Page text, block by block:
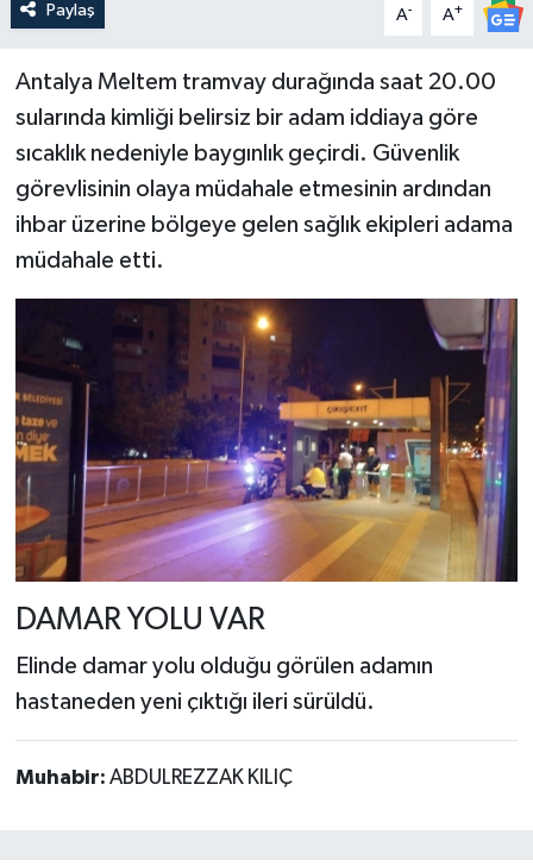
Paylaş A- A+
Antalya Meltem tramvay durağında saat 20.00
sularında kimliği belirsiz bir adam iddiaya göre
sıcaklık nedeniyle baygınlık geçirdi. Güvenlik
görevlisinin olaya müdahale etmesinin ardından
ihbar üzerine bölgeye gelen sağlık ekipleri adama
müdahale etti.
DAMAR YOLU VAR
Elinde damar yolu olduğu görülen adamın
hastaneden yeni çıktığı ileri sürüldü.
Muhabir: ABDULREZZAK KILIÇ